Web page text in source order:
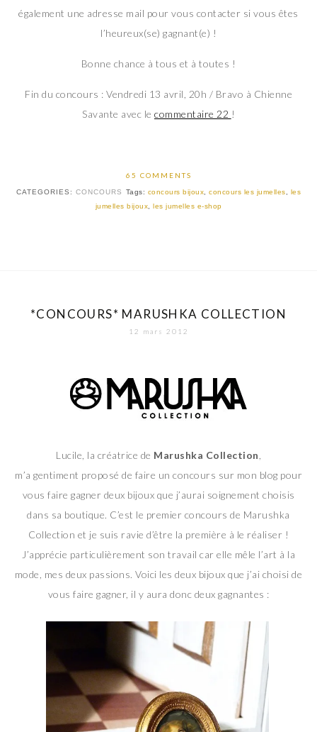
également une adresse mail pour vous contacter si vous êtes
l’heureux(se) gagnant(e) !
Bonne chance à tous et à toutes !
Fin du concours : Vendredi 13 avril, 20h / Bravo à Chienne
Savante avec le commentaire 22 !
65 COMMENTS
CATEGORIES: CONCOURS Tags: concours bijoux ,concours les jumelles
les
jumelles bijoux
les jumelles e-shop
*CONCOURS* MARUSHKA COLLECTION
12 mars 2012
Lucile, la créatrice de Marushka Collection
m’a gentiment proposé de faire un concours sur mon blog pour
vous faire gagner deux bijoux que j’aurai soignement choisis
dans sa boutique. C’est le premier concours de Marushka
Collection et je suis ravie d’être la première à le réaliser !
J’apprécie particulièrement son travail car elle mêle l’art à la
mode, mes deux passions. Voici les deux bijoux que j’ai choisi de
vous faire gagner, il y aura donc deux gagnantes :